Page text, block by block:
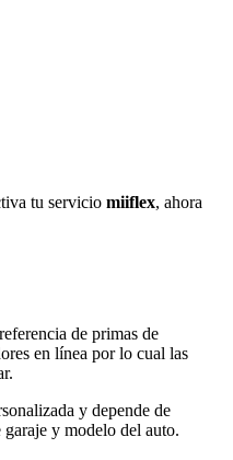
tu servicio miiflex, ahora
de primas de
en línea por lo cual las
y depende de
y modelo del auto.